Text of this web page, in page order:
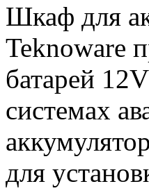
Шкаф для
Teknoware
батарей
системах
для